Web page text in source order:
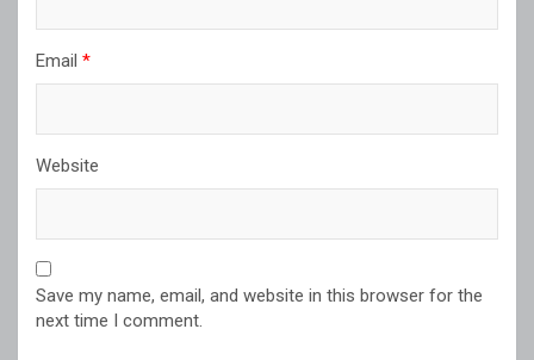
Email *
Website
Save my name, email, and website in this browser for the
next time I comment.